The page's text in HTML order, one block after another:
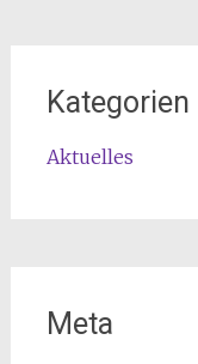
Kategorien
Aktuelles
Meta